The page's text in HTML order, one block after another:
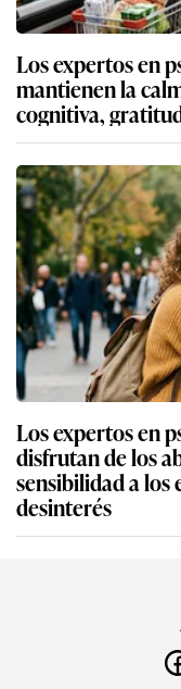
Los expertos en
mantienen la
cognitiva,
Los expertos en
disfrutan de los
sensibilidad a los
desinterés